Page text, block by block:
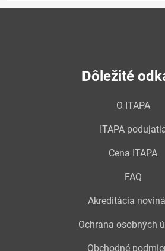
Dôležité
O ITAPA
ITAPA
Cena ITAPA
FAQ
Akreditácia
Ochrana osobných
Obchodné